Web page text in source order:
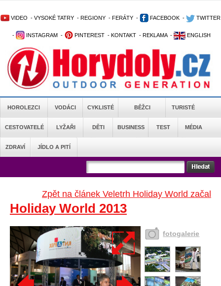
VIDEO - VYSOKÉ TATRY - REGIONY - FERÁTY - FACEBOOK - TWITTER
- INSTAGRAM - PINTEREST - KONTAKT - REKLAMA - ENGLISH
HOROLEZCI VODÁCI CYKLISTÉ BĚŽCI TURISTÉ
CESTOVATELÉ LYŽAŘI DĚTI BUSINESS TEST MÉDIA
ZDRAVÍ JÍDLO A PITÍ
Zpět na článek Veletrh Holiday World začal
Holiday World 2013
fotogalerie